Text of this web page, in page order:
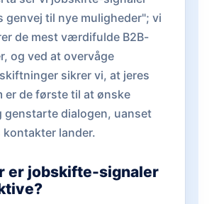
genvej til nye muligheder"; vi
de mest værdifulde B2B-
og ved at overvåge
sikrer vi, at jeres
er de første til at ønske
genstarte dialogen, uanset
kontakter lander.
er jobskifte-signaler